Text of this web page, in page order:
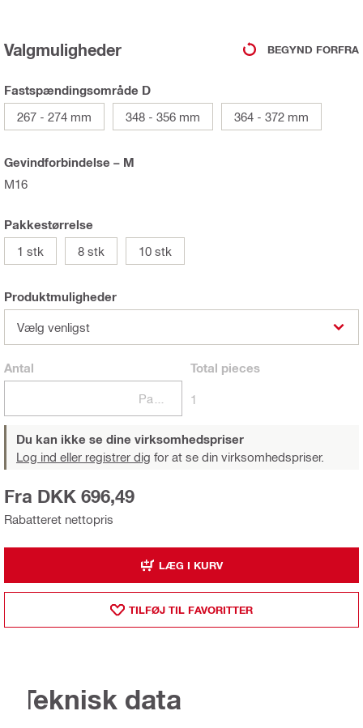
Valgmuligheder BEGYND FORFRA
Fastspændingsområde D
267 - 274 mm
348 - 356 mm 364 - 372 mm
Gevindforbindelse – M
M16
Pakkestørrelse
1 stk
8 stk 10 stk
Produktmuligheder
Vælg venligst
Antal Total pieces
1
Du kan ikke se dine virksomhedspriser
Log ind eller registrer dig for at se din virksomhedspriser.
Rabatteret nettopris
Fra DKK 696,49
LÆG I KURV
TILFØJ TIL FAVORITTER
Teknisk data